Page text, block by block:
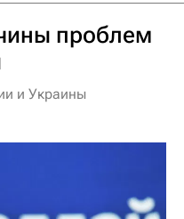
проблем
и Украины